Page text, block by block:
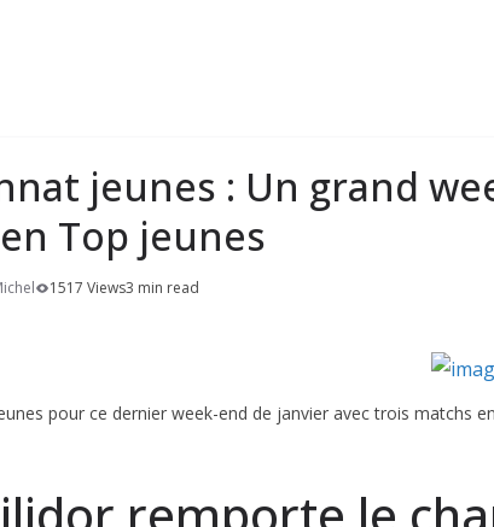
jeunes : Un grand
Top jeunes
1517 Views3 min read
pour ce dernier week-end de janvier avec trois matchs